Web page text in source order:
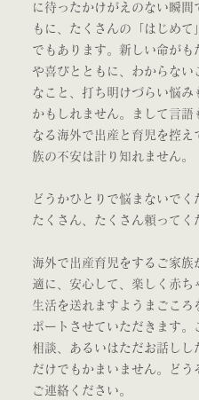
に待ったかけがえのない瞬間
もに、たくさんの「はじめて
でもあります。 新しい命がも
や喜びとともに、わからない
なこと、打ち明けづらい悩み
かもしれません。まして言語
なる海外で出産と育児を控え
族の不安は計り知れません。​
どうかひとりで悩まないでく
たくさん、たくさん頼ってく
海外で出産育児をするご家族
適に、安心して、楽しく赤ち
生活を送れますようまごころ
ポートさせていただきます。
相談、あるいはただお話しし
だけでもかまいません。どう
ご連絡ください。​